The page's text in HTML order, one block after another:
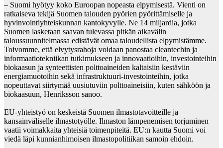
– Suomi hyötyy koko Euroopan nopeasta elpymisestä. Vienti on
ratkaiseva tekijä Suomen talouden pyörien pyörittämiselle ja
hyvinvointiyhteiskunnan kantokyvylle. Ne 14 miljardia, jotka
Suomen lasketaan saavan tulevassa pitkän aikavälin
taloussuunnitelmassa edistävät omaa taloudellista elpymistämme.
Toivomme, että elvytysrahoja voidaan panostaa cleantechin ja
informaatiotekniikan tutkimukseen ja innovaatioihin, investointeihin
biokaasun ja synteettisten polttoaineiden kaltaisiin kestäviin
energiamuotoihin sekä infrastruktuuri-investointeihin, jotka
nopeuttavat siirtymää uusiutuviin polttoaineisiin, kuten sähköön ja
biokaasuun, Henriksson sanoo.
EU-yhteistyö on keskeistä Suomen ilmastotavoitteille ja
kansainväliselle ilmastotyölle. Ilmaston lämpenemisen torjuminen
vaatii voimakkaita yhteisiä toimenpiteitä. EU:n kautta Suomi voi
viedä läpi kunnianhimoisen ilmastopolitiikan samoin ehdoin.